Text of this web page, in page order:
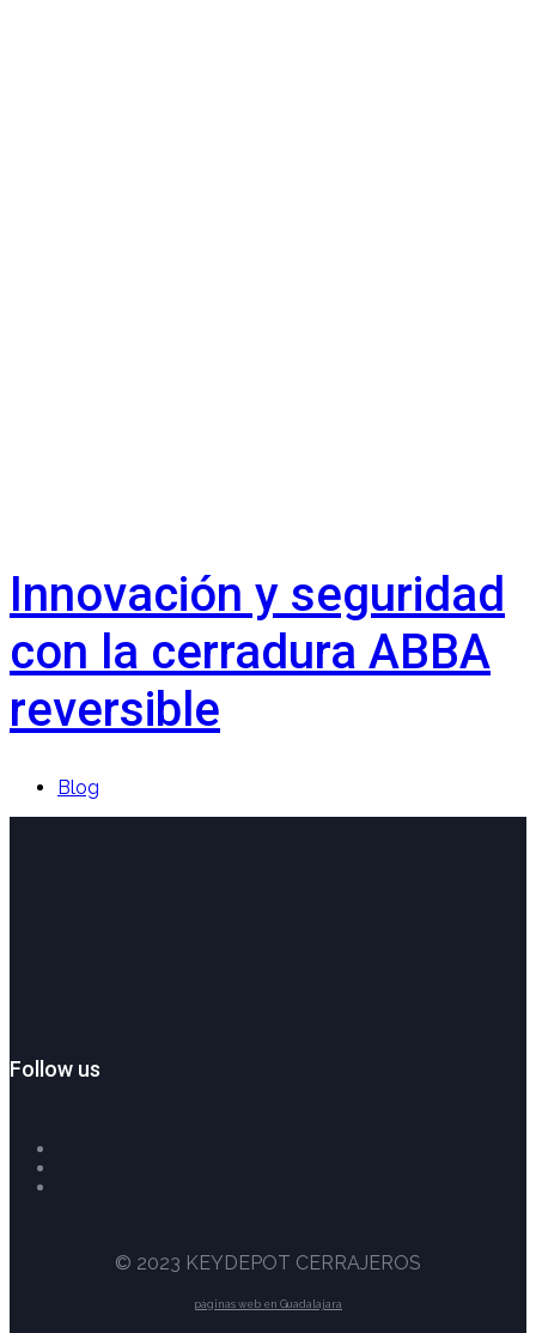
Innovación y seguridad
con la cerradura ABBA
reversible
Blog
Follow us
© 2023 KEYDEPOT CERRAJEROS
páginas web en Guadalajara